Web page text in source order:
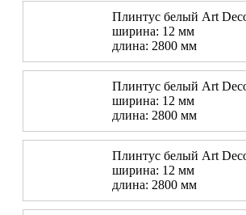
Плинтус белый Art
ширина: 12 мм
длина: 2800 мм
Плинтус белый Art
ширина: 12 мм
длина: 2800 мм
Плинтус белый Art
ширина: 12 мм
длина: 2800 мм